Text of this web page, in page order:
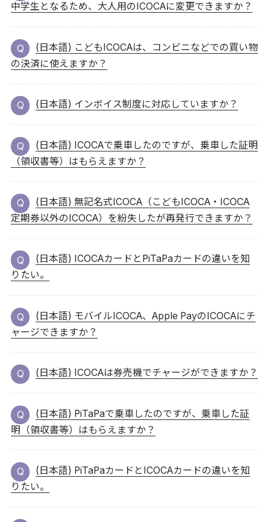
中学生となるため、大人用のICOCAに変更できますか？
(日本語) こどもICOCAは、コンビニなどでの買い物
の決済に使えますか？
(日本語) インボイス制度に対応していますか？
(日本語) ICOCAで乗車したのですが、乗車した証明
（領収書等）はもらえますか？
(日本語) 無記名式ICOCA（こどもICOCA・ICOCA
定期券以外のICOCA）を紛失したが再発行できますか？
(日本語) ICOCAカードとPiTaPaカードの違いを知
りたい。
(日本語) モバイルICOCA、Apple PayのICOCAにチ
ャージできますか？
(日本語) ICOCAは券売機でチャージができますか？
(日本語) PiTaPaで乗車したのですが、乗車した証
明（領収書等）はもらえますか？
(日本語) PiTaPaカードとICOCAカードの違いを知
りたい。